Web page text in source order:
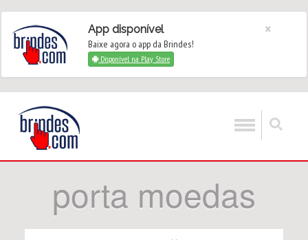
App disponível
Baixe agora o app da Brindes!
Disponível na Play Store
×
porta moedas